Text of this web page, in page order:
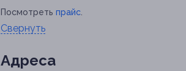
Посмотреть прайс.
Свернуть
Адресa